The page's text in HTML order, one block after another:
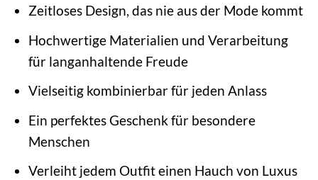
Zeitloses Design, das nie aus der Mode kommt
Hochwertige Materialien und Verarbeitung
für langanhaltende Freude
Vielseitig kombinierbar für jeden Anlass
Ein perfektes Geschenk für besondere
Menschen
Verleiht jedem Outfit einen Hauch von Luxus